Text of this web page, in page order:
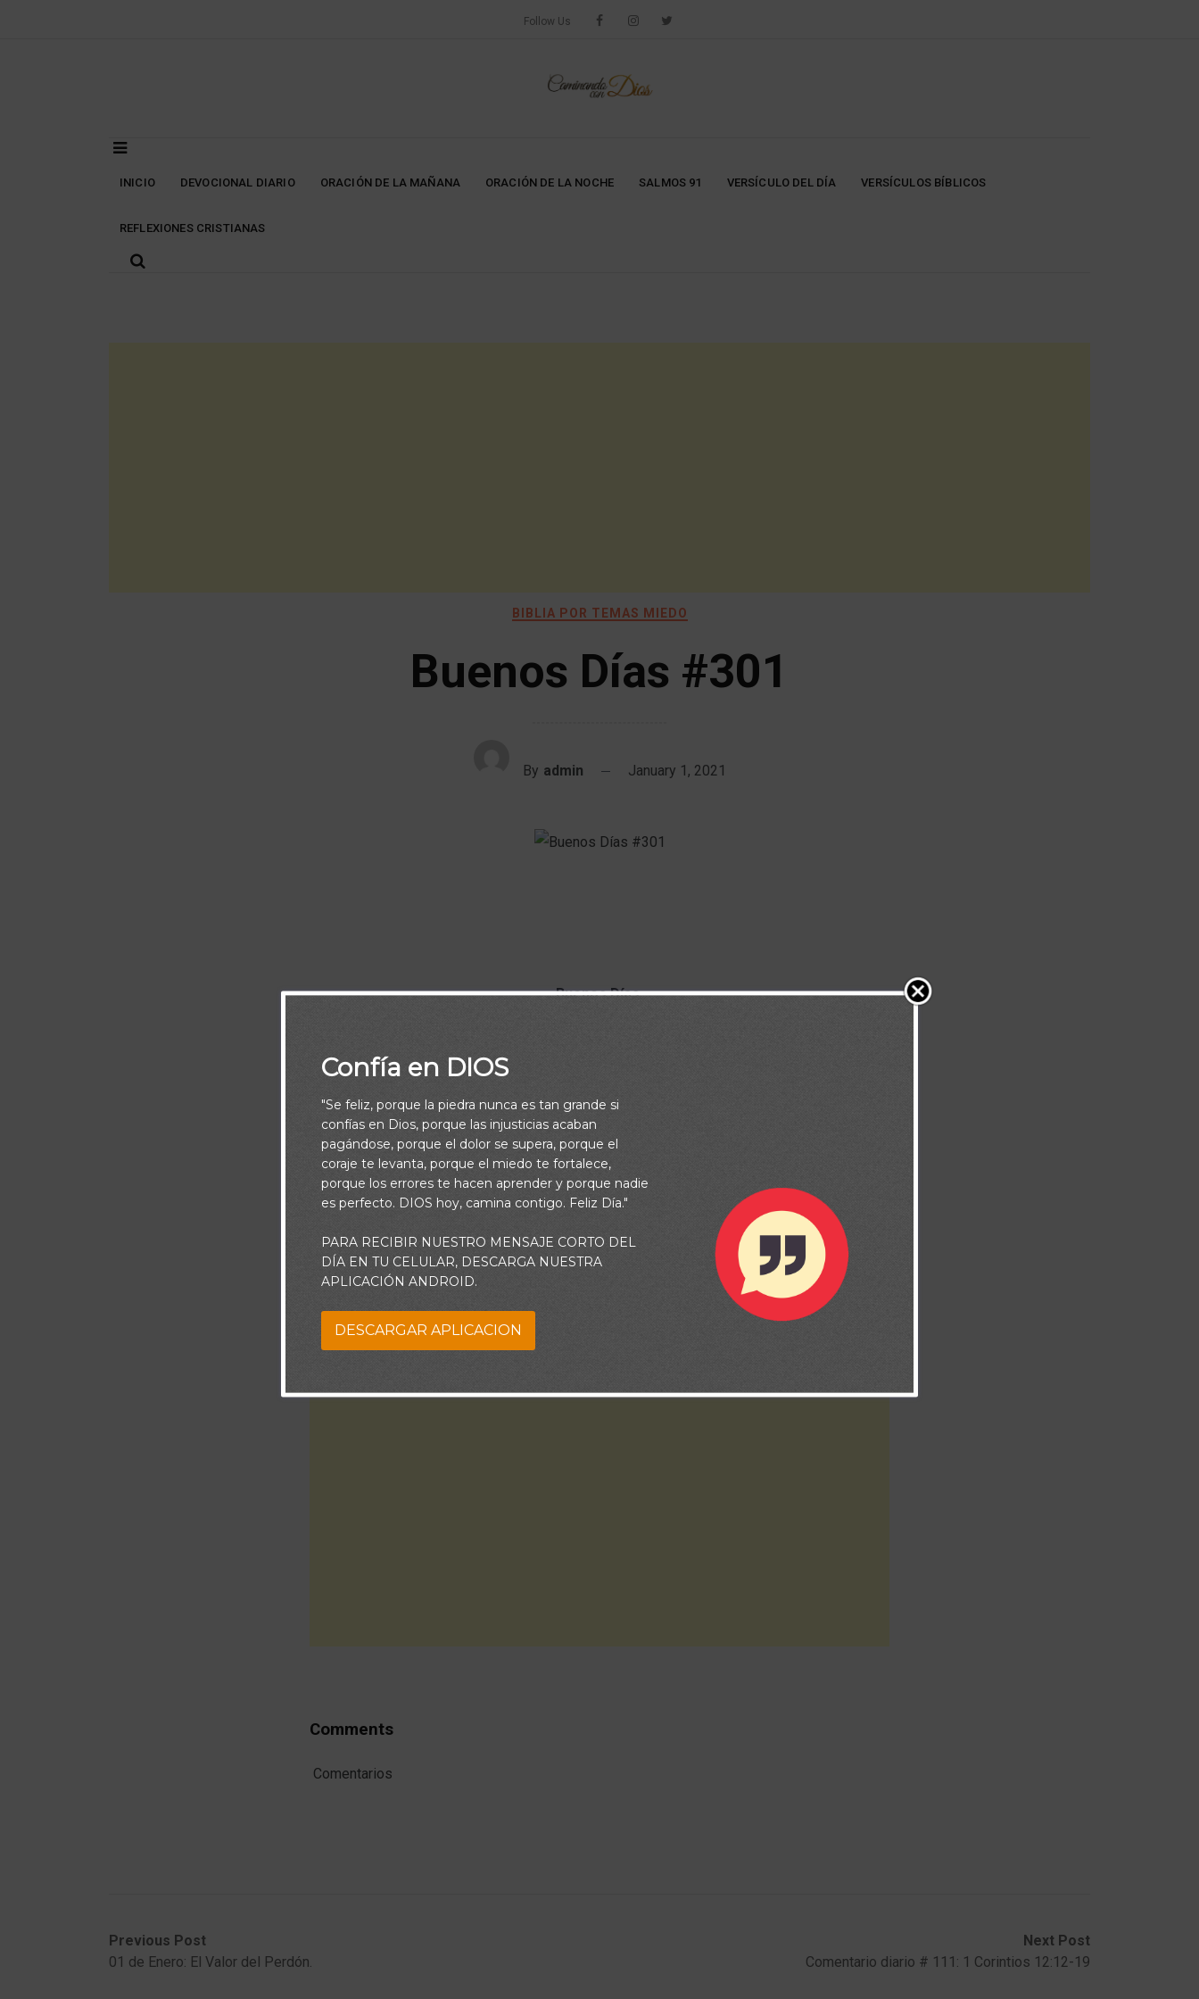
Follow Us
INICIO DEVOCIONAL DIARIO ORACIÓN DE LA MAÑANA ORACIÓN DE LA NOCHE SALMOS 91 VERSÍCULO DEL DÍA VERSÍCULOS BÍBLICOS
REFLEXIONES CRISTIANAS
BIBLIA POR TEMAS MIEDO
Buenos Días #301
By admin January 1, 2021
Buenos Días.
Comments
Comentarios
Previous Post
01 de Enero: El Valor del Perdón.
Next Post
Comentario diario # 111: 1 Corintios 12:12-19
Confía en DIOS
"Se feliz, porque la piedra nunca es tan grande si
confías en Dios, porque las injusticias acaban
pagándose, porque el dolor se supera, porque el
coraje te levanta, porque el miedo te fortalece,
porque los errores te hacen aprender y porque nadie
es perfecto. DIOS hoy, camina contigo. Feliz Día."
PARA RECIBIR NUESTRO MENSAJE CORTO DEL
DÍA EN TU CELULAR, DESCARGA NUESTRA
APLICACIÓN ANDROID.
DESCARGAR APLICACION